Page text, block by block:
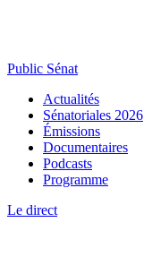
Public Sénat
Actualités
Sénatoriales 2026
Émissions
Documentaires
Podcasts
Programme
Le direct